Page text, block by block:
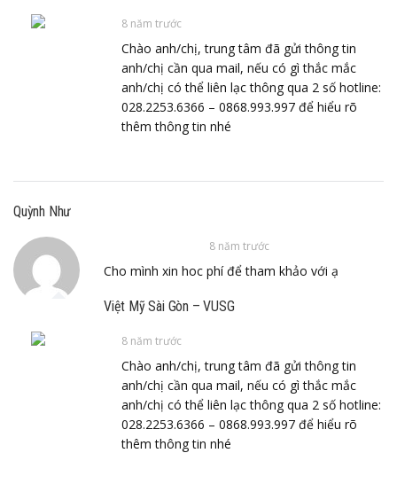
8 năm trước
Chào anh/chị, trung tâm đã gửi thông tin
anh/chị cần qua mail, nếu có gì thắc mắc
anh/chị có thể liên lạc thông qua 2 số hotline:
028.2253.6366 – 0868.993.997 để hiểu rõ
thêm thông tin nhé
Quỳnh Như
8 năm trước
Cho mình xin hoc phí để tham khảo với ạ
Việt Mỹ Sài Gòn – VUSG
8 năm trước
Chào anh/chị, trung tâm đã gửi thông tin
anh/chị cần qua mail, nếu có gì thắc mắc
anh/chị có thể liên lạc thông qua 2 số hotline:
028.2253.6366 – 0868.993.997 để hiểu rõ
thêm thông tin nhé